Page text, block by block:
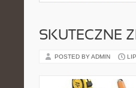
SKUTECZNE
POSTED BY ADMIN